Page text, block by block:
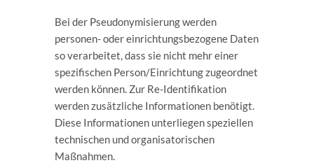
Bei der Pseudonymisierung werden
personen- oder einrichtungsbezogene Daten
so verarbeitet, dass sie nicht mehr einer
spezifischen Person/Einrichtung zugeordnet
werden können. Zur Re-Identifikation
werden zusätzliche Informationen benötigt.
Diese Informationen unterliegen speziellen
technischen und organisatorischen
Maßnahmen.